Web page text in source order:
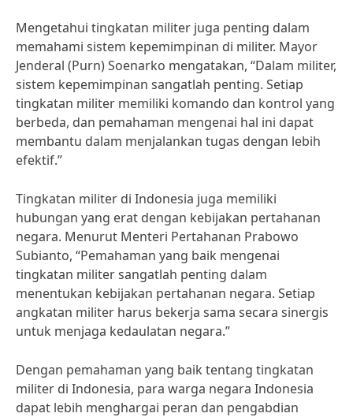
Mengetahui tingkatan militer juga penting dalam
memahami sistem kepemimpinan di militer. Mayor
Jenderal (Purn) Soenarko mengatakan, “Dalam militer,
sistem kepemimpinan sangatlah penting. Setiap
tingkatan militer memiliki komando dan kontrol yang
berbeda, dan pemahaman mengenai hal ini dapat
membantu dalam menjalankan tugas dengan lebih
efektif.”
Tingkatan militer di Indonesia juga memiliki
hubungan yang erat dengan kebijakan pertahanan
negara. Menurut Menteri Pertahanan Prabowo
Subianto, “Pemahaman yang baik mengenai
tingkatan militer sangatlah penting dalam
menentukan kebijakan pertahanan negara. Setiap
angkatan militer harus bekerja sama secara sinergis
untuk menjaga kedaulatan negara.”
Dengan pemahaman yang baik tentang tingkatan
militer di Indonesia, para warga negara Indonesia
dapat lebih menghargai peran dan pengabdian